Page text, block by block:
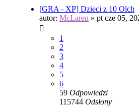
[GRA - XP] Dzieci z 10 Olch
autor: McLaren » pt cze 05,
1
2
3
4
5
6
59 Odpowiedzi
115744 Odsłony